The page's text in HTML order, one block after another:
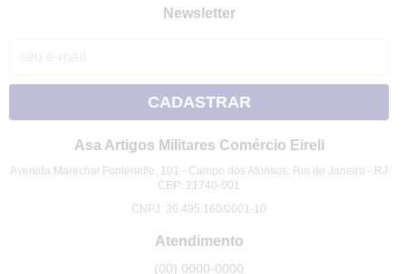
Newsletter
CADASTRAR
Asa Artigos Militares Comércio Eireli
Avenida Marechal Fontenelle, 101 - Campo dos Afonsos, Rio de Janeiro - RJ
CEP: 21740-001
CNPJ: 30.495.160/0001-10
Atendimento
(00) 0000-0000